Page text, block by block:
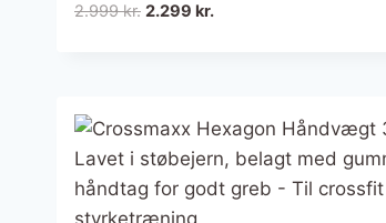
2.999kr. Den
2.299 kr.Den